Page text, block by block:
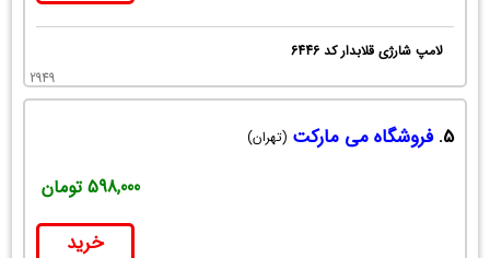
لامپ شارژی قلابدار کد 6446
2949
5. فروشگاه می مارکت (تهران)
598,000 تومان
خرید